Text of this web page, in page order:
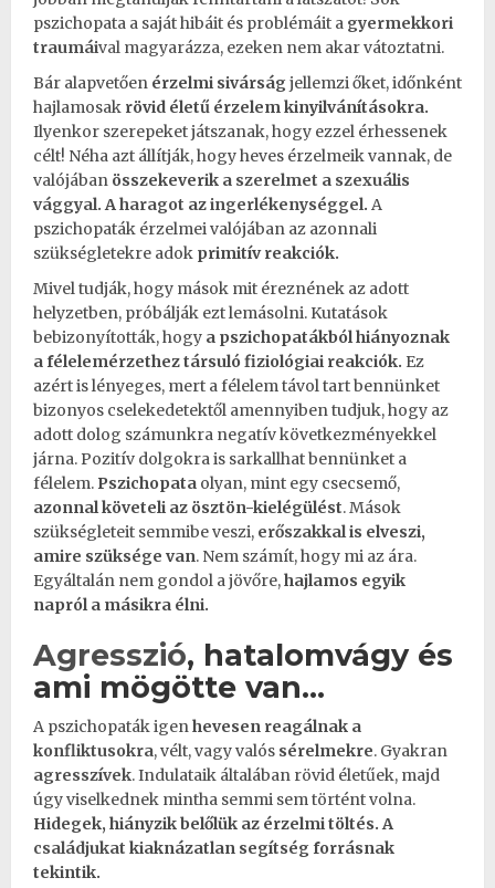
pszichopata a saját hibáit és problémáit a gyermekkori
traumáival magyarázza, ezeken nem akar vátoztatni.
Bár alapvetően érzelmi sivárságjellemzi őket, időnként
hajlamosak rövid életű érzelem kinyilvánításokra.
Ilyenkor szerepeket játszanak, hogy ezzel érhessenek
célt! Néha azt állítják, hogy heves érzelmeik vannak, de
valójában összekeverik a szerelmet a szexuális
vággyal. Aharagot azingerlékenységgel. A
pszichopaták érzelmei valójában az azonnali
szükségletekre adok primitív reakciók.
Mivel tudják, hogy mások mit éreznének az adott
helyzetben, próbálják ezt lemásolni. Kutatások
bebizonyították, hogy a pszichopatákból hiányoznak
a félelemérzethez társuló fiziológiai reakciók. Ez
azért is lényeges, mert a félelem távol tart bennünket
bizonyos cselekedetektől amennyiben tudjuk, hogy az
adott dolog számunkra negatív következményekkel
járna. Pozitív dolgokra is sarkallhat bennünket a
félelem. Pszichopata olyan, mint egy csecsemő,
azonnal követeli az ösztön-kielégülést. Mások
szükségleteit semmibe veszi, erőszakkalis elveszi,
amire szüksége van. Nem számít, hogy mi az ára.
Egyáltalán nem gondol a jövőre,hajlamos egyik
napról a másikra élni.
Agresszió, hatalomvágy és
ami mögötte van…
A pszichopaták igenhevesen reagálnak a
konfliktusokra, vélt, vagy valós sérelmekre. Gyakran
agresszívek. Indulataik általában rövid életűek, majd
úgy viselkednek mintha semmi sem történt volna.
Hidegek, hiányzik belőlük az érzelmi töltés. A
családjukat kiaknázatlan segítség forrásnak
tekintik.